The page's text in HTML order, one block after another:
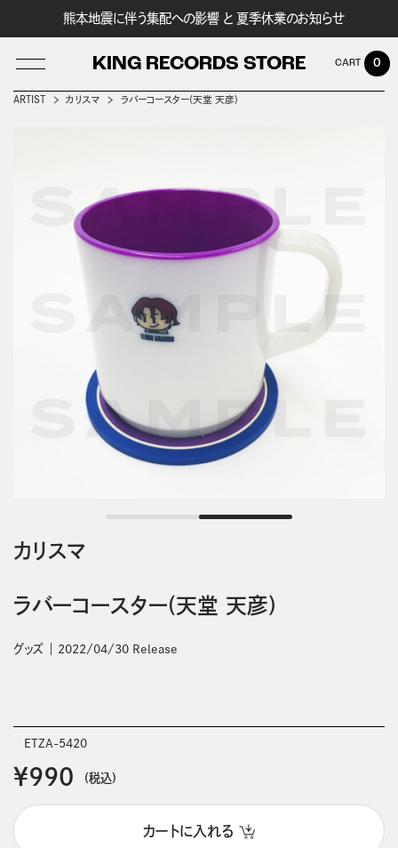
熊本地震に伴う集配への影響 と 夏季休業のお知らせ
KING RECORDS STORE 0
ARTIST カリスマ ラバーコースター(天堂 天彦)
カリスマ
ラバーコースター(天堂 天彦)
グッズ 2022/04/30 Release
ETZA-5420
￥990 (税込)
カートに入れる